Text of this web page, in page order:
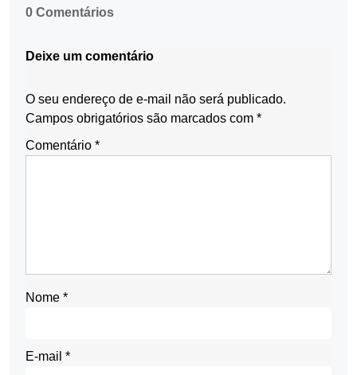
0 Comentários
Deixe um comentário
O seu endereço de e-mail não será publicado.
Campos obrigatórios são marcados com *
Comentário *
Nome *
E-mail *